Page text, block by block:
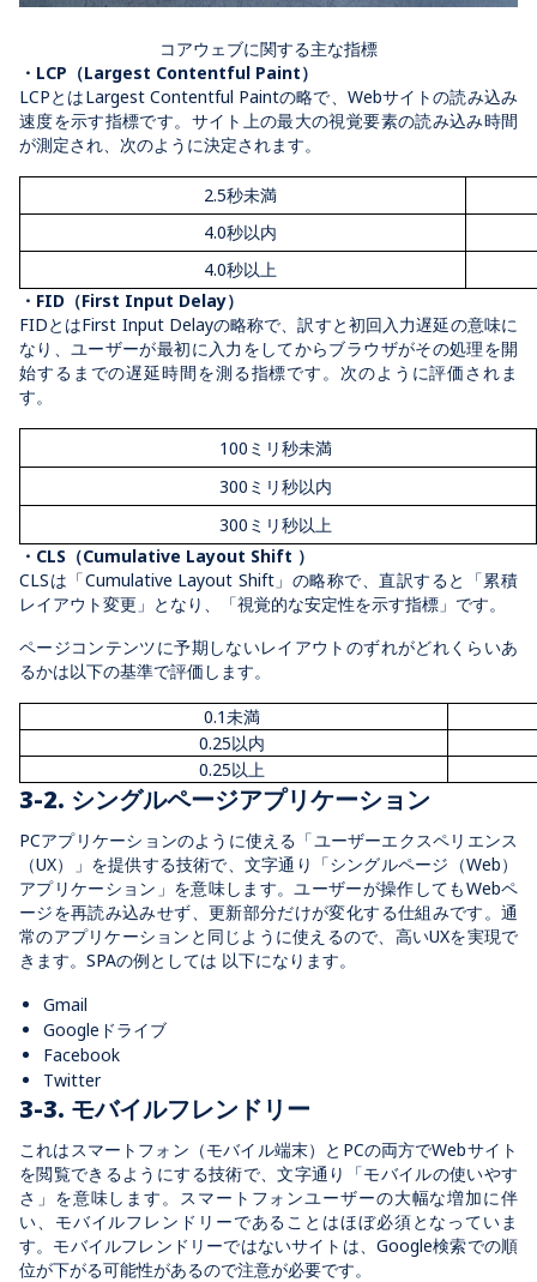
コアウェブに関する主な指標
・LCP（Largest Contentful Paint）
LCPとはLargest Contentful Paintの略で、Webサイトの読み込み
速度を示す指標です。サイト上の最大の視覚要素の読み込み時間
が測定され、次のように決定されます。
2.5秒未満
4.0秒以内
4.0秒以上
・FID（First Input Delay）
FIDとはFirst Input Delayの略称で、訳すと初回入力遅延の意味に
なり、ユーザーが最初に入力をしてからブラウザがその処理を開
始するまでの遅延時間を測る指標です。次のように評価されま
す。
100ミリ秒未満
300ミリ秒以内
300ミリ秒以上
・CLS（Cumulative Layout Shift ）
CLSは「Cumulative Layout Shift」の略称で、直訳すると「累積
レイアウト変更」となり、「視覚的な安定性を示す指標」です。
ページコンテンツに予期しないレイアウトのずれがどれくらいあ
るかは以下の基準で評価します。
0.1未満
0.25以内
0.25以上
3-2. シングルページアプリケーション
PCアプリケーションのように使える「ユーザーエクスペリエンス
（UX）」を提供する技術で、文字通り「シングルページ（Web）
アプリケーション」を意味します。ユーザーが操作してもWebペ
ージを再読み込みせず、更新部分だけが変化する仕組みです。通
常のアプリケーションと同じように使えるので、高いUXを実現で
きます。SPAの例としては 以下になります。
Gmail
Googleドライブ
Facebook
Twitter
3-3. モバイルフレンドリー
これはスマートフォン（モバイル端末）とPCの両方でWebサイト
を閲覧できるようにする技術で、文字通り「モバイルの使いやす
さ」を意味します。スマートフォンユーザーの大幅な増加に伴
い、モバイルフレンドリーであることはほぼ必須となっていま
す。モバイルフレンドリーではないサイトは、Google検索での順
位が下がる可能性があるので注意が必要です。